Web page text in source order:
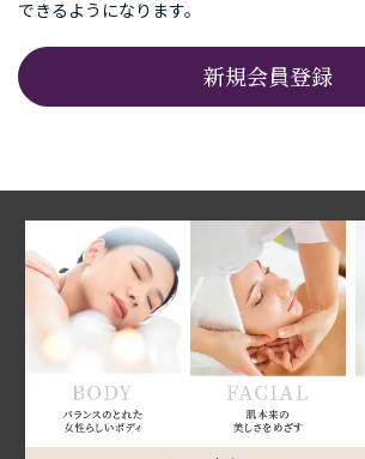
できるようになります。